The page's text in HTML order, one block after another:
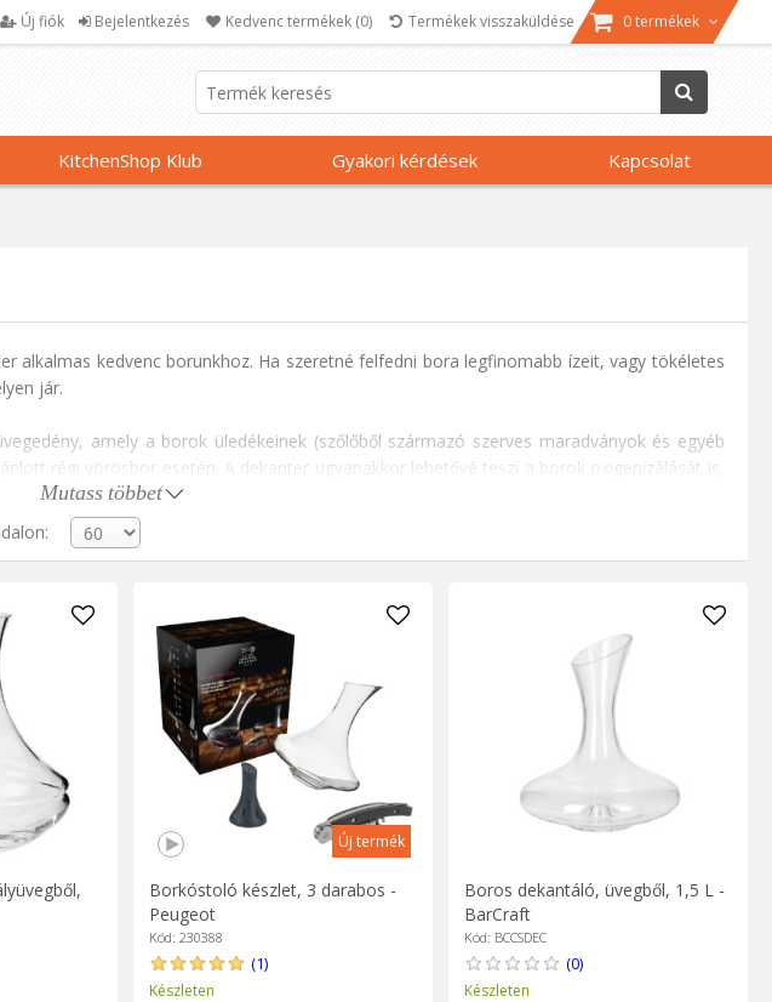
Új fiók Bejelentkezés Kedvenc termékek (0) Termékek visszaküldése 0 termékek
KitchenShop Klub Gyakori kérdések Kapcsolat
alkalmas kedvenc borunkhoz. Ha szeretné felfedni bora legfinomabb ízeit, vagy tökéletes
jár.
amely a borok üledékeinek (szőlőből származó szerves maradványok és egyéb
régi vörösbor esetén. A dekanter ugyanakkor lehetővé teszi a borok oxigenizálását is,
borok illatát, és segít felfedni autentikus ízüket. Nem csak a borok dekantálhatók: a
kiegészítőkhöz.
Mutass többet
Új termék
Borkóstoló készlet, 3 darabos -
Peugeot
Kód: 230388
(1)
Készleten
Boros dekantáló, üvegből, 1,5 L -
BarCraft
Kód: BCCSDEC
(0)
Készleten